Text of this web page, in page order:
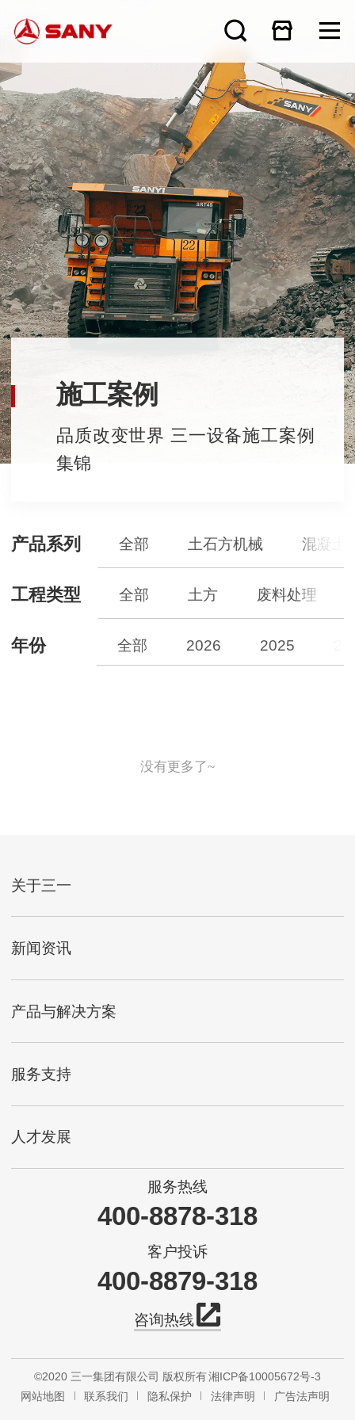
施工案例
品质改变世界 三一设备施工案例
集锦
产品系列 全部 土石方机械 混凝土
工程类型 全部 土方 废料处理
年份 全部 2026 2025
没有更多了~
关于三一
新闻资讯
产品与解决方案
服务支持
人才发展
服务热线
400-8878-318
客户投诉
400-8879-318
咨询热线
©2020 三一集团有限公司 版权所有湘ICP备10005672号-3
网站地图
联系我们 隐私保护 法律声明 广告法声明